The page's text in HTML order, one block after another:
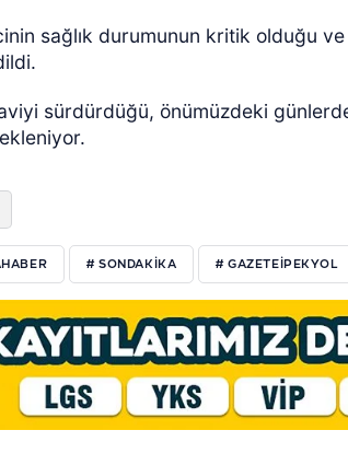
sağlık durumunun kritik olduğu
sürdürdüğü, önümüzdeki
# SONDAKIKA # GAZETEIPEKYOL